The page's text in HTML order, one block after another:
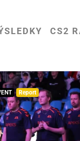
CS2
Report